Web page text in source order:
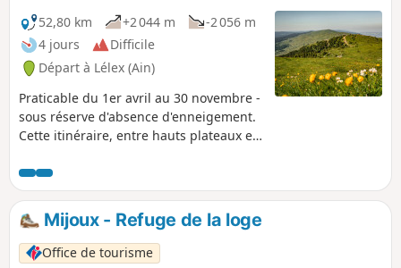
interdits, même tenus en laisse, ainsi que le bivouac en
tente. Merci de respecter ces règles pour préserver la
richesse de cet environnement exceptionnel.
52,80 km
+2 044 m
-2 056 m
4 jours
Difficile
Départ à Lélex (Ain)
Praticable du 1er avril au 30 novembre -
sous réserve d'absence d'enneigement.
Cette itinéraire, entre hauts plateaux et
magiques sur la chaîne des Alpes
depuis la chaîne de monts Jura. Un
itinéraire entre mystère, magie et
découverte…. Il faut savoir qu'une partie
de la randonnée traverse une zone
Mijoux - Refuge de la loge
Office de tourisme